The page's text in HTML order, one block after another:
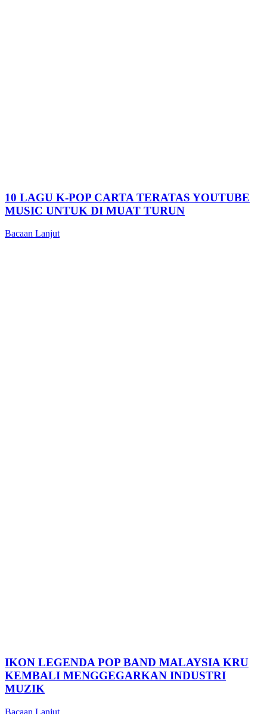
10 LAGU K-POP CARTA TERATAS YOUTUBE
MUSIC UNTUK DI MUAT TURUN
Bacaan Lanjut
IKON LEGENDA POP BAND MALAYSIA KRU
KEMBALI MENGGEGARKAN INDUSTRI
MUZIK
Bacaan Lanjut